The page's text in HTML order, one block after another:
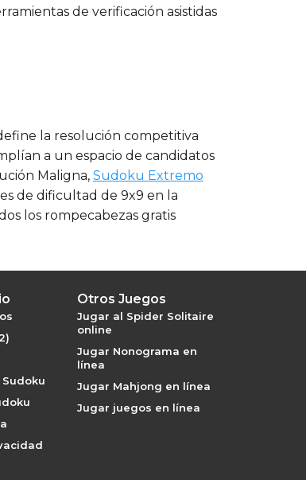
de verificación asistidas
la resolución competitiva
a un espacio de candidatos
Maligna, Sudoku Extremo
de dificultad de 9x9 en la
los rompecabezas gratis
Otros Juegos
Jugar al Spider Solitaire
online
Jugar Nonograma en
línea
Jugar Mahjong en línea
Jugar juegos en línea